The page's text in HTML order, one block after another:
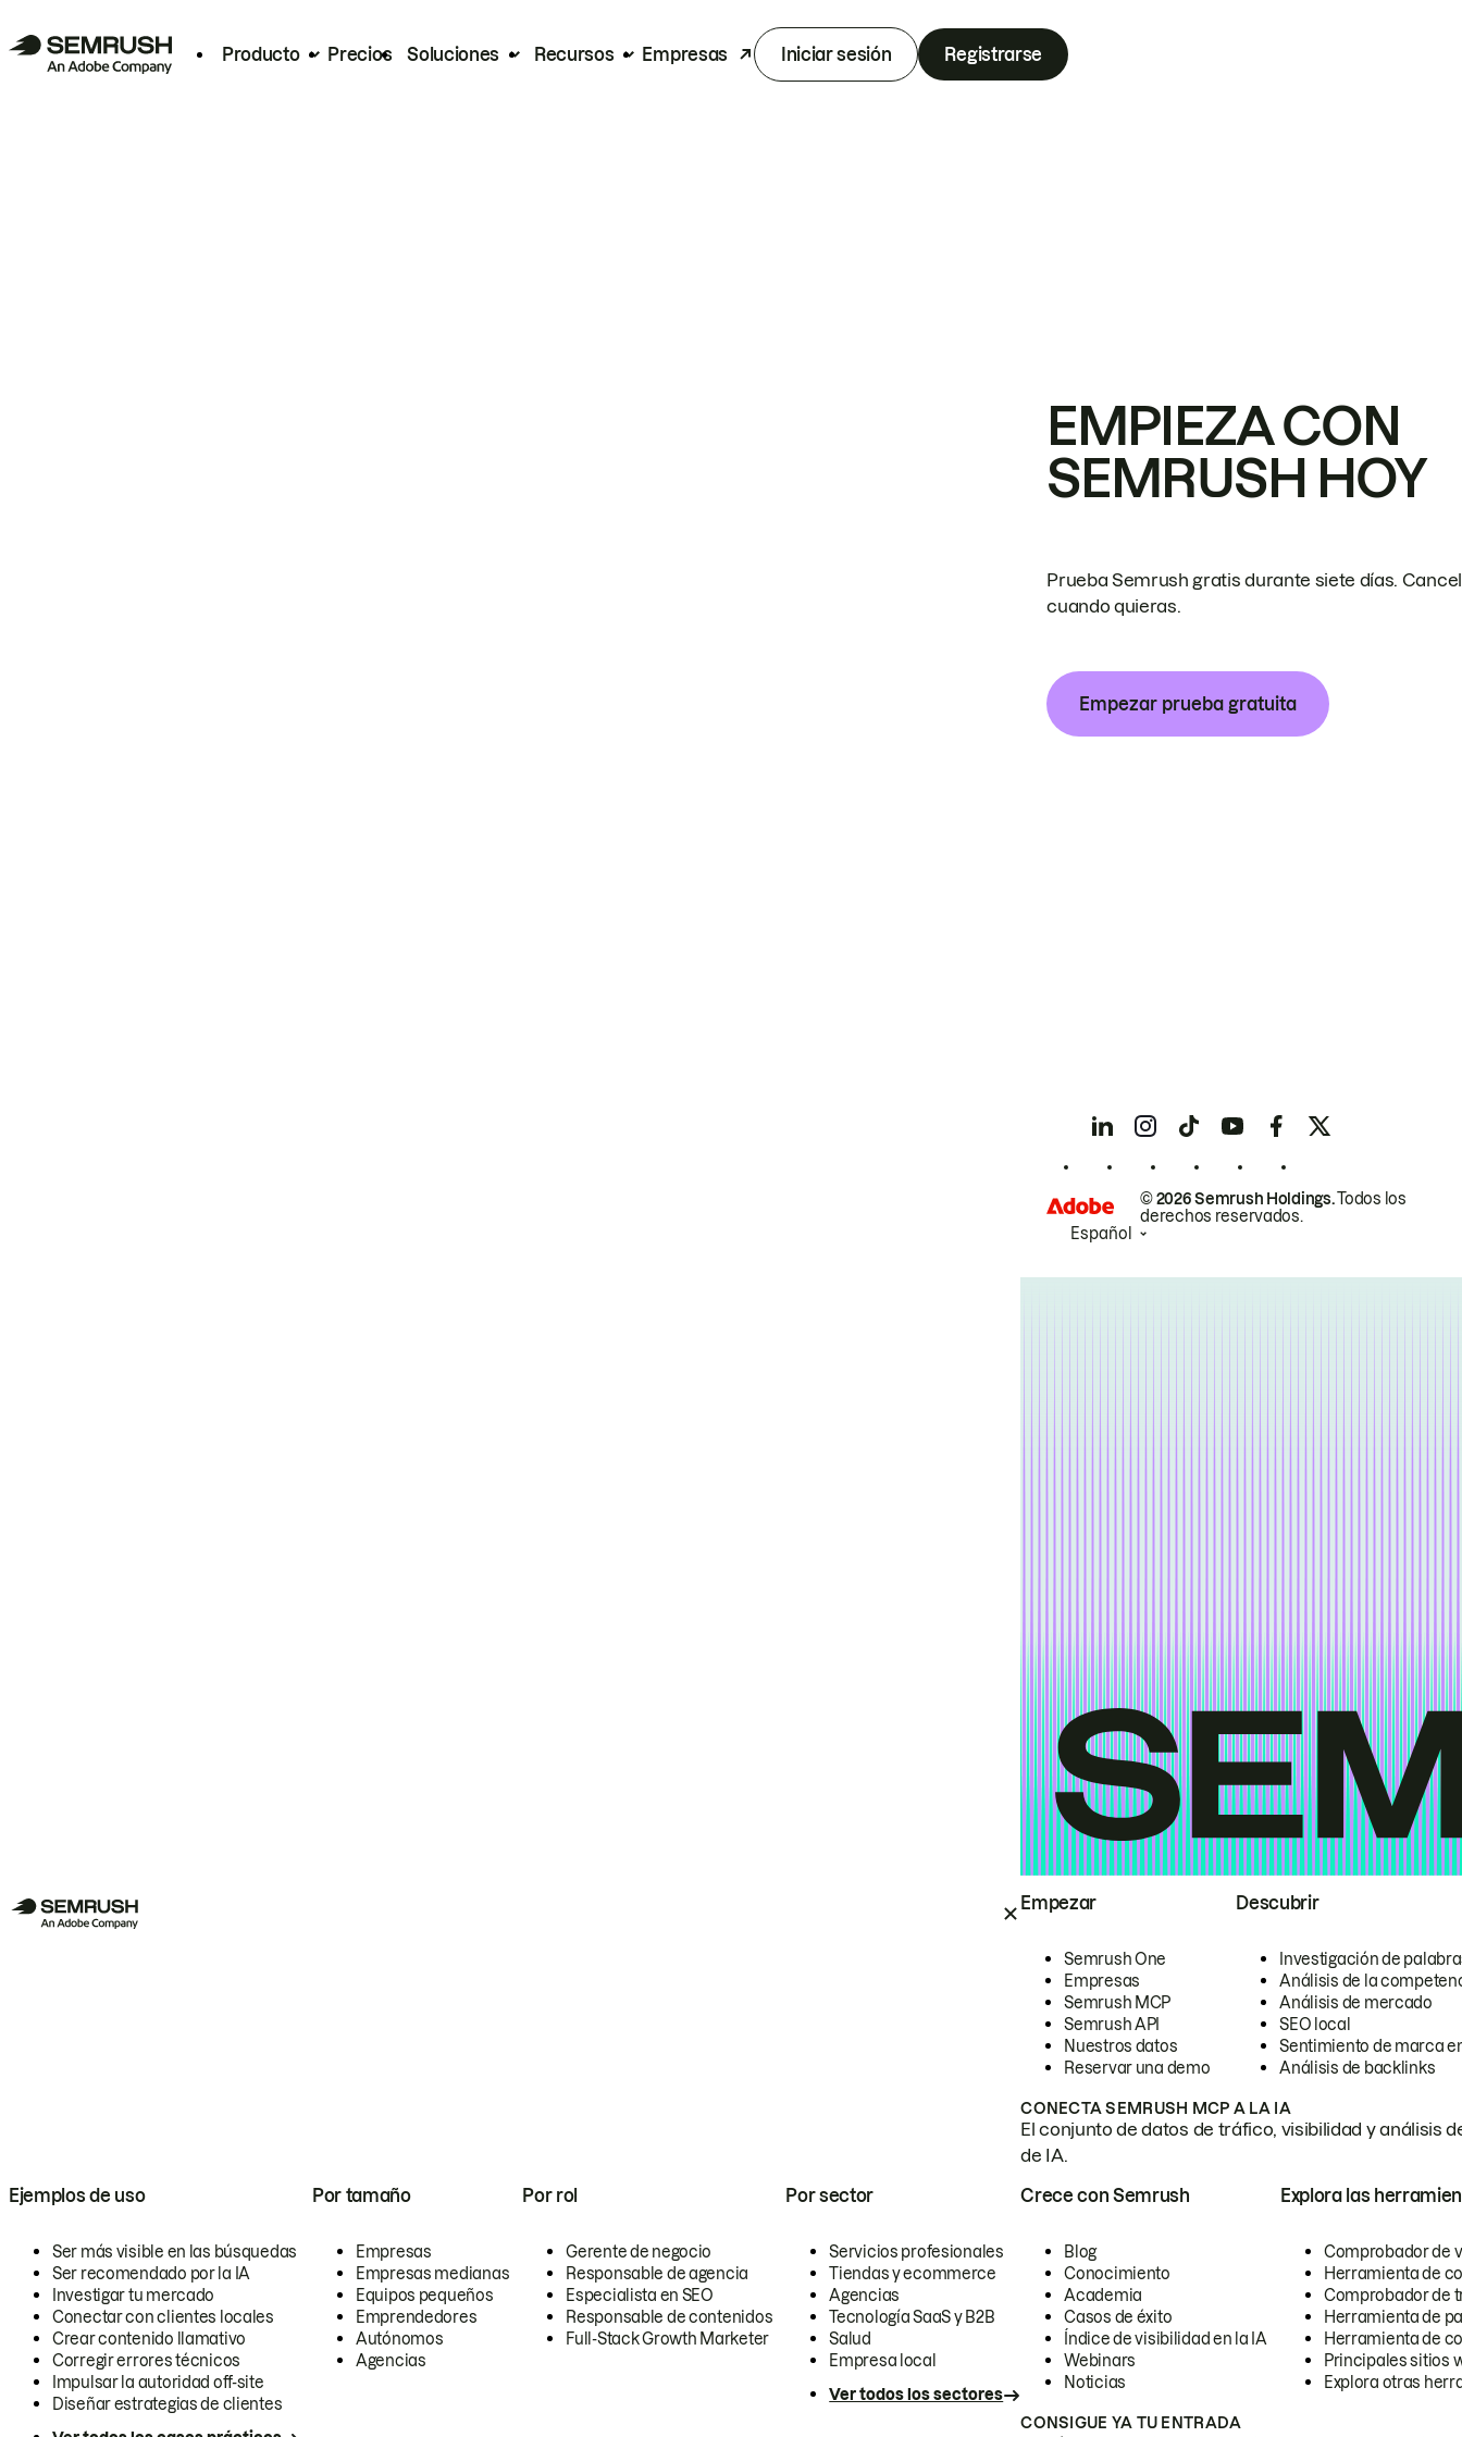
Producto Precios Soluciones Recursos Empresas Iniciar sesión Registrarse
Empezar
Semrush One
Empresas
Semrush MCP
Semrush API
Nuestros datos
Reservar una demo
Descubrir
Investigación de
Análisis de la
Análisis de mercado
SEO local
Sentimiento de marca
Análisis de backlinks
CONECTA SEMRUSH MCP A LA IA
El conjunto de datos de tráfico, visibilidad y análisis
de IA.
Ejemplos de uso
Ser más visible en las búsquedas
Ser recomendado por la IA
Investigar tu mercado
Conectar con clientes locales
Crear contenido llamativo
Corregir errores técnicos
Impulsar la autoridad off-site
Diseñar estrategias de clientes
Por tamaño
Empresas
Empresas medianas
Equipos pequeños
Emprendedores
Autónomos
Agencias
Por rol
Gerente de negocio
Responsable de agencia
Especialista en SEO
Responsable de contenidos
Full-Stack Growth Marketer
Por sector
Servicios profesionales
Tiendas y ecommerce
Agencias
Tecnología SaaS y B2B
Salud
Empresa local
Ver todos los sectores
Crece con Semrush
Blog
Conocimiento
Academia
Casos de éxito
Índice de visibilidad en la IA
Webinars
Noticias
Explora las
Comprobador de
Herramienta de
Comprobador de
Herramienta de
Herramienta de
Principales sitios
Explora otras
CONSIGUE YA TU ENTRADA
EMPIEZA CON
SEMRUSH HOY
Prueba Semrush gratis durante siete días.
cuando quieras.
Empezar prueba gratuita
© 2026 Semrush Holdings.Todos los
derechos reservados.
Español